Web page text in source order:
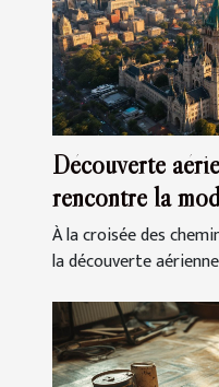
Découverte
rencontre la
À la croisée des
la découverte